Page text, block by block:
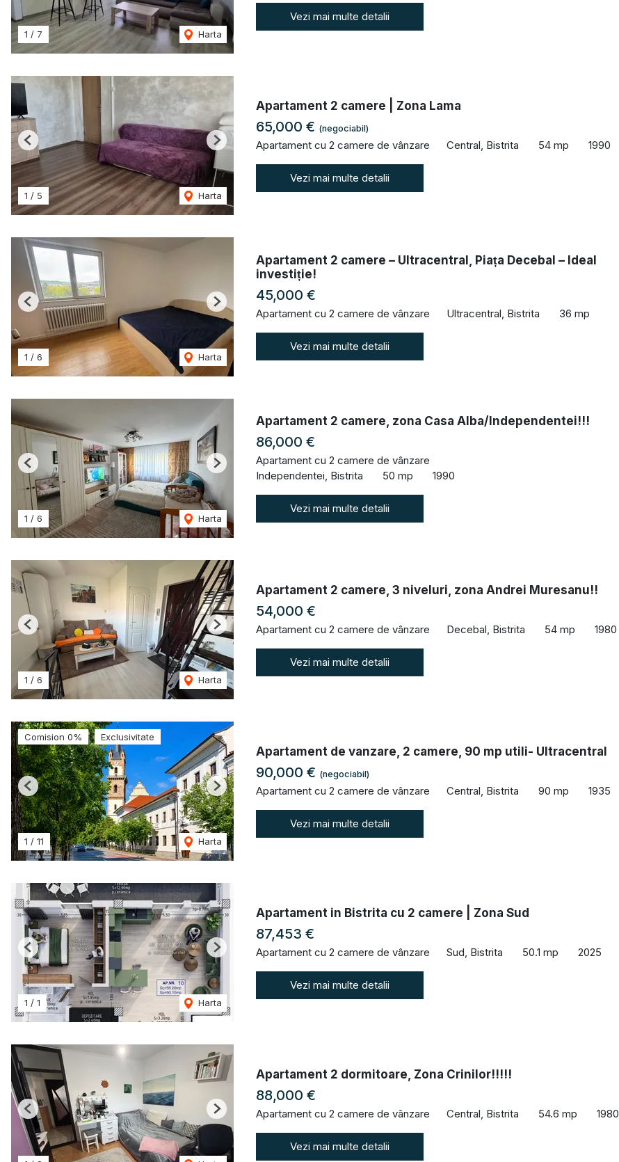
1 / 7 Harta
Vezi mai multe detalii
1 / 5 Harta
Previous Next
Apartament 2 camere | Zona Lama
65,000 € (negociabil)
Apartament cu 2 camere de vânzare Central, Bistrita 54 mp 1990
Vezi mai multe detalii
1 / 6 Harta
Previous Next
Apartament 2 camere – Ultracentral, Piața Decebal – Ideal
investiție!
45,000 €
Apartament cu 2 camere de vânzare Ultracentral, Bistrita 36 mp
Vezi mai multe detalii
1 / 6 Harta
Previous Next
Apartament 2 camere, zona Casa Alba/Independentei!!!
86,000 €
Apartament cu 2 camere de vânzare
Independentei, Bistrita
50 mp 1990
Vezi mai multe detalii
1 / 6 Harta
Previous Next
Apartament 2 camere, 3 niveluri, zona Andrei Muresanu!!
54,000 €
Apartament cu 2 camere de vânzare Decebal, Bistrita 54 mp 1980
Vezi mai multe detalii
Comision 0% Exclusivitate
1 / 11 Harta
Previous Next
Apartament de vanzare, 2 camere, 90 mp utili- Ultracentral
90,000 € (negociabil)
Apartament cu 2 camere de vânzare Central, Bistrita 90 mp 1935
Vezi mai multe detalii
1 / 1 Harta
Previous Next
Apartament in Bistrita cu 2 camere | Zona Sud
87,453 €
Apartament cu 2 camere de vânzare Sud, Bistrita 50.1 mp 2025
Vezi mai multe detalii
Previous Next
Apartament 2 dormitoare, Zona Crinilor!!!!!
88,000 €
Apartament cu 2 camere de vânzare Central, Bistrita 54.6 mp 1980
Vezi mai multe detalii